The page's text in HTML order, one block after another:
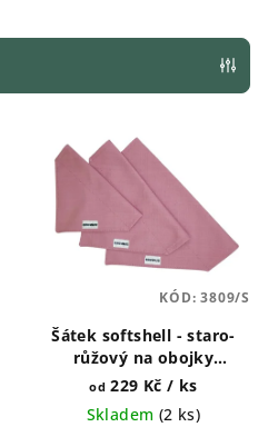
Šátek softshell - staro-
růžový na obojky
Doghouse
od 229 Kč/ ks
Skladem (2 ks)
KÓD:3809/S